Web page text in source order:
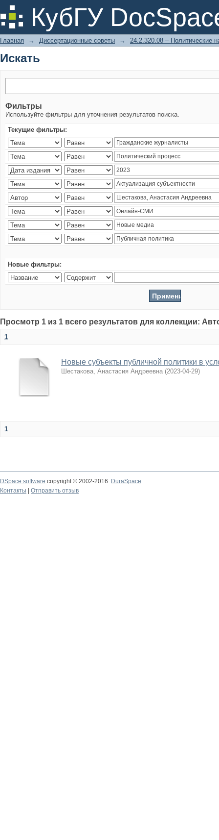
КубГУ
Искать
Главная → Диссертационные советы → 24.2.320.08 – Политические
Искать
Фильтры
Используйте фильтры для уточнения результатов поиска.
Текущие фильтры:
Новые фильтры:
Просмотр 1 из 1 всего результатов для коллекции:
1
Новые субъекты публичной политики в
Шестакова, Анастасия Андреевна (2023-04-29)
1
DSpace software copyright © 2002-2016
DuraSpace
Контакты
Отправить отзыв